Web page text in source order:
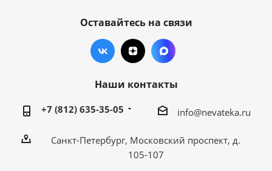
Оставайтесь на связи
Наши контакты
+7 (812) 635-35-05 info@nevateka.ru
Санкт-Петербург, Московский проспект, д.
105-107